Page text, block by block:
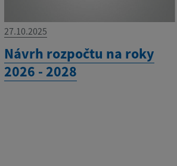
27.10.2025
Návrh rozpočtu na roky
2026 - 2028